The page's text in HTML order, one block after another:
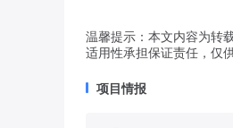
温馨提示：本文内容为转
适用性承担保证责任，仅
项目情报